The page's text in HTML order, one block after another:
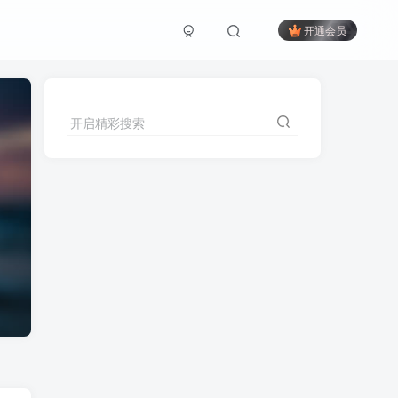
开通会员
开启精彩搜索